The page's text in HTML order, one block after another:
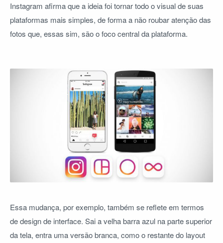
Instagram afirma que a ideia foi tornar todo o visual de suas
plataformas mais simples, de forma a não roubar atenção das
fotos que, essas sim, são o foco central da plataforma.
Essa mudança, por exemplo, também se reflete em termos
de design de interface. Sai a velha barra azul na parte superior
da tela, entra uma versão branca, como o restante do layout